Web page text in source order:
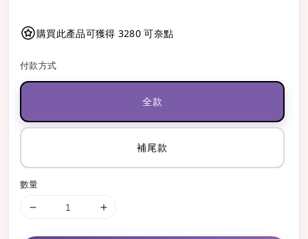
購買此產品可獲得 3280 可奈點
付款方式
全款
補尾款
數量